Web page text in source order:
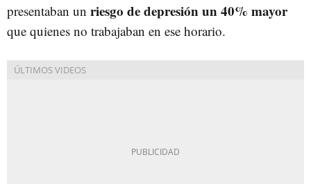
presentaban un riesgo de depresión un 40% mayor
que quienes no trabajaban en ese horario.